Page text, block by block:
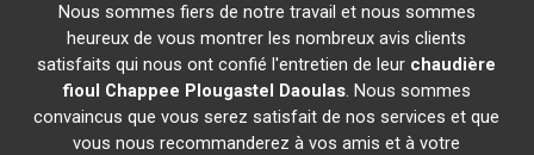
Nous sommes fiers de notre travail et nous sommes
heureux de vous montrer les nombreux avis clients
satisfaits qui nous ont confié l'entretien de leur chaudière
fioul Chappee Plougastel Daoulas. Nous sommes
convaincus que vous serez satisfait de nos services et que
vous nous recommanderez à vos amis et à votre